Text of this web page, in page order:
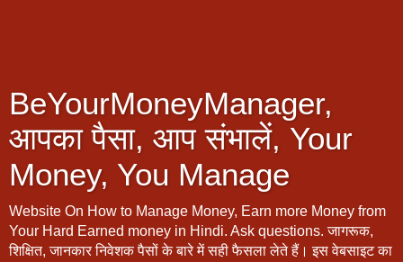
BeYourMoneyManager,
आपका पैसा, आप संभालें, Your
Money, You Manage
Website On How to Manage Money, Earn more Money from
Your Hard Earned money in Hindi. Ask questions. जागरूक,
शिक्षित, जानकार निवेशक पैसों के बारे में सही फैसला लेते हैं। इस वेबसाइट का